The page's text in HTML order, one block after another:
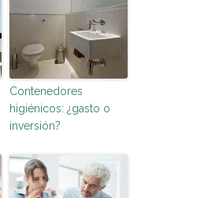
Contenedores
higiénicos: ¿gasto o
inversión?